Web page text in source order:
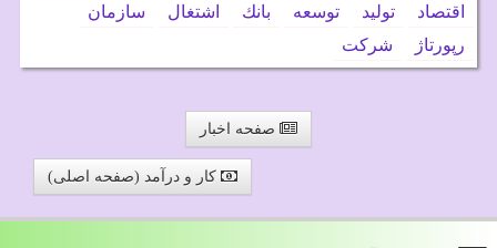
اقتصاد تولید توسعه بانك اشتغال
سازمان
رپورتاژ
شركت
صفحه اخبار
کار و درآمد (صفحه اصلی)